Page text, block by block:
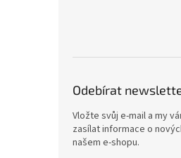
Odebírat
Vložte svůj e-mail a my
zasílat informace o
našem e-shopu.